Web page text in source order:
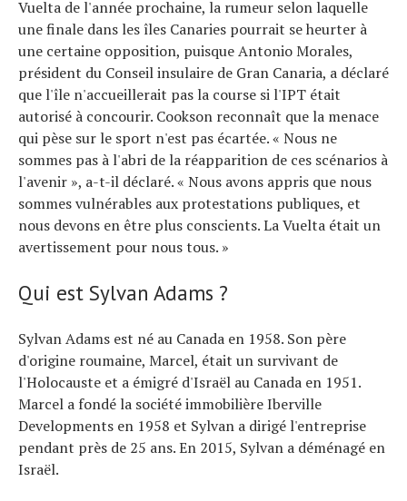
Vuelta de l'année prochaine, la rumeur selon laquelle
une finale dans les îles Canaries pourrait se heurter à
une certaine opposition, puisque Antonio Morales,
président du Conseil insulaire de Gran Canaria, a déclaré
que l'île n'accueillerait pas la course si l'IPT était
autorisé à concourir. Cookson reconnaît que la menace
qui pèse sur le sport n'est pas écartée. « Nous ne
sommes pas à l'abri de la réapparition de ces scénarios à
l'avenir », a-t-il déclaré. « Nous avons appris que nous
sommes vulnérables aux protestations publiques, et
nous devons en être plus conscients. La Vuelta était un
avertissement pour nous tous. »
Qui est Sylvan Adams ?
Sylvan Adams est né au Canada en 1958. Son père
d'origine roumaine, Marcel, était un survivant de
l'Holocauste et a émigré d'Israël au Canada en 1951.
Marcel a fondé la société immobilière Iberville
Developments en 1958 et Sylvan a dirigé l'entreprise
pendant près de 25 ans. En 2015, Sylvan a déménagé en
Israël.